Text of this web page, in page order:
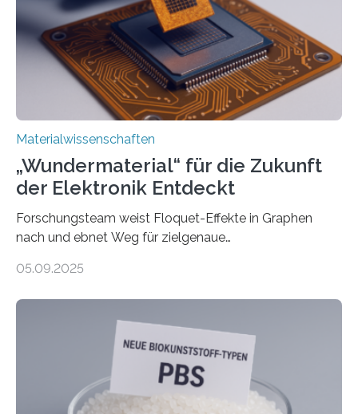
Professor für Maschinenbau und Direktor des
interdisziplinären Graduiertenprogramms für
Materialwissenschaften an der Vanderbilt University,
und Alexander Paarmann vom Fritz-Haber-Institut
leiteten ein internationales Forschungsprojekt, das…
Materialwissenschaften
„Wundermaterial“ für die Zukunft
der Elektronik Entdeckt
Forschungsteam weist Floquet-Effekte in Graphen
nach und ebnet Weg für zielgenaue
– nur eine Atomlage dick, aber extrem leitfähig und
Sensoren, leistungsstarken Batterien und effizienten
Solarzellen. Eine neue Studie hebt das Potenzial nun
noch auf ein neues Level: Zum ersten Mal haben
Forschende an der Universität Göttingen gemeinsam
mit Kollegen aus Braunschweig, Bremen und der
05.09.2025